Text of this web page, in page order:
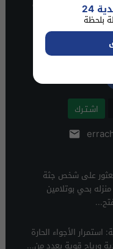
اشـتـرك
على شخص جثة
بحي بوتلامين
استمرار الأجواء الحارة
ورياح قوية بعدد من...
24
بلحظة